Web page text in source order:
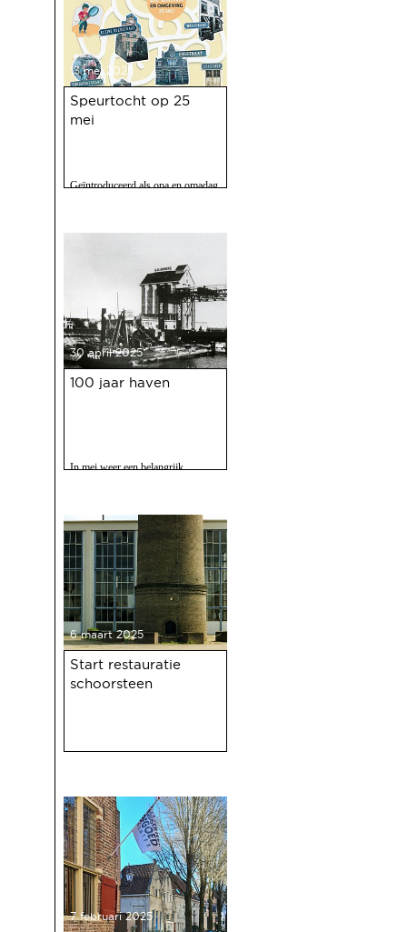
13 mei 2025
Speurtocht op 25
mei
Geïntroduceerd als opa en omadag
30 april 2025
100 jaar haven
In mei weer een belangrijk
haven 100 jaar bestaat.
6 maart 2025
Start restauratie
schoorsteen
7 februari 2025